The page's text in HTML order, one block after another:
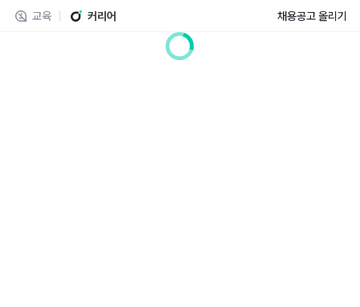
교육 커리어 채용공고 올리기